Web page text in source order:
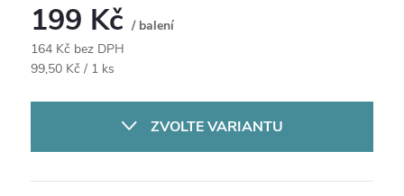
199 Kč/ balení
164 Kč bez DPH
Měrná
99,50 Kč / 1 ks
ZVOLTE VARIANTU